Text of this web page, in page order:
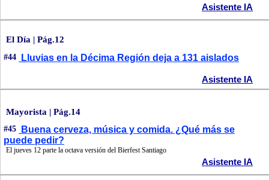
Asistente IA
El Día | Pág.12
#44 Lluvias en la Décima Región deja a 131 aislados
Asistente IA
Mayorista | Pág.14
#45
Buena cerveza, música y comida. ¿Qué más se
puede pedir?
El jueves 12 parte la octava versión del Bierfest Santiago
Asistente IA